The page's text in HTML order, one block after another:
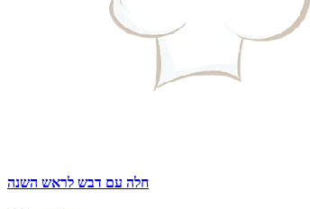
חלה עם דבש לראש השנה